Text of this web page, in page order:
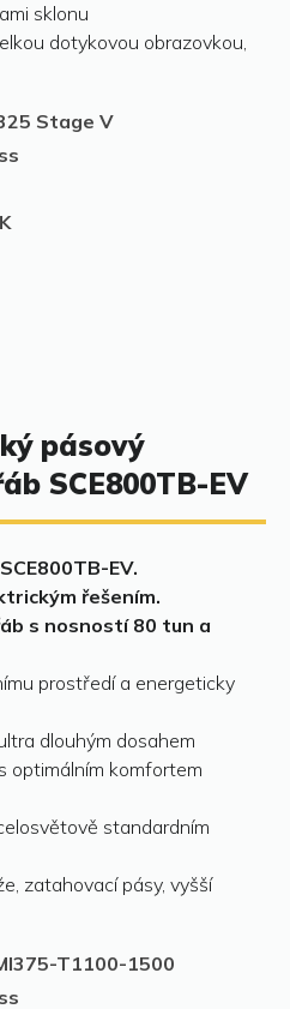
sklonu
dotykovou obrazovkou,
Stage V
pásový
SCE800TB-EV
EV.
řešením.
s nosností 80 tun a
prostředí a energeticky
dlouhým dosahem
optimálním komfortem
standardním
zatahovací pásy, vyšší
T1100-1500